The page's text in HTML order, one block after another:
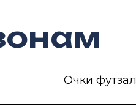
Очки футзал